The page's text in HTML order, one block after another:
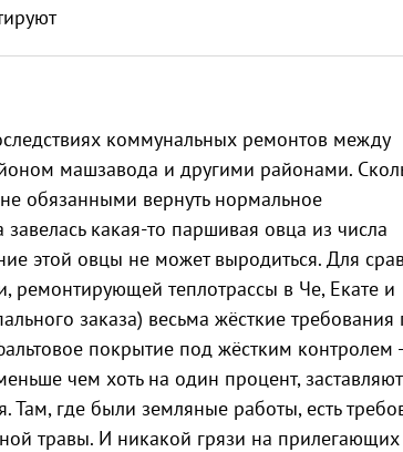
коммунальных ремонтов между
машзавода и другими районами.
обязанными вернуть нормальное
какая-то паршивая овца из числа
этой овцы не может выродиться. Для
ремонтирующей теплотрассы в Че, Екате и
заказа) весьма жёсткие требования
покрытие под жёстким контролем -
чем хоть на один процент, заставляют
Там, где были земляные работы, есть
травы. И никакой грязи на